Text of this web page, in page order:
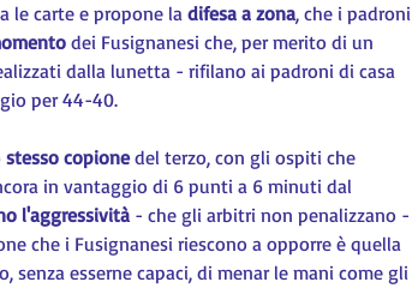
le carte e propone la difesa a zona, che i padroni
dei Fusignanesi che, per merito di un
dalla lunetta - rifilano ai padroni di casa
per 44-40.
stesso copione del terzo, con gli ospiti che
in vantaggio di 6 punti a 6 minuti dal
l'aggressività - che gli arbitri non penalizzano -
che i Fusignanesi riescono a opporre è quella
senza esserne capaci, di menar le mani come gli